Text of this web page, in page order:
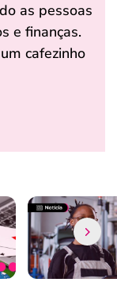
as pessoas
e finanças.
cafezinho